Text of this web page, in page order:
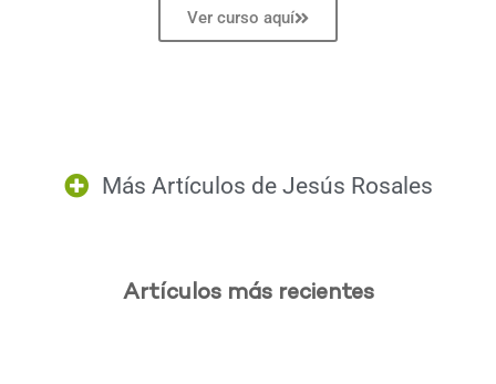
Ver curso aquí
Más Artículos de Jesús Rosales
Artículos más recientes